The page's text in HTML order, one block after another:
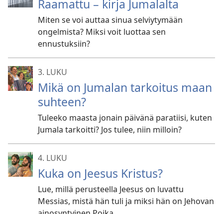
Raamattu – kirja Jumalalta
Miten se voi auttaa sinua selviytymään
ongelmista? Miksi voit luottaa sen
ennustuksiin?
3. LUKU
Mikä on Jumalan tarkoitus maan
suhteen?
Tuleeko maasta jonain päivänä paratiisi, kuten
Jumala tarkoitti? Jos tulee, niin milloin?
4. LUKU
Kuka on Jeesus Kristus?
Lue, millä perusteella Jeesus on luvattu
Messias, mistä hän tuli ja miksi hän on Jehovan